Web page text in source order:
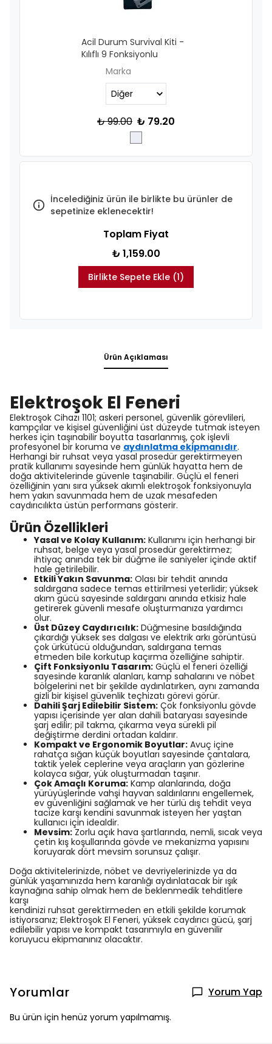
Acil Durum Survival Kiti -
Kılıflı 9 Fonksiyonlu
Marka
₺ 99.00 ₺ 79.20
İncelediğiniz ürün ile birlikte bu ürünler de
sepetinize eklenecektir!
Toplam Fiyat
₺ 1,159.00
Birlikte Sepete Ekle (1)
Ürün Açıklaması
Elektroşok El Feneri
Elektroşok Cihazı 1101; askeri personel, güvenlik görevlileri,
kampçılar ve kişisel güvenliğini üst düzeyde tutmak isteyen
herkes için taşınabilir boyutta tasarlanmış, çok işlevli
profesyonel bir koruma ve aydınlatma ekipmanıdır.
Herhangi bir ruhsat veya yasal prosedür gerektirmeyen
pratik kullanımı sayesinde hem günlük hayatta hem de
doğa aktivitelerinde güvenle taşınabilir. Güçlü el feneri
özelliğinin yanı sıra yüksek akımlı elektroşok fonksiyonuyla
hem yakın savunmada hem de uzak mesafeden
caydırıcılıkta üstün performans gösterir.
Ürün Özellikleri
Yasal ve Kolay Kullanım: Kullanımı için herhangi bir
ruhsat, belge veya yasal prosedür gerektirmez;
ihtiyaç anında tek bir düğme ile saniyeler içinde aktif
hale getirilebilir.
Etkili Yakın Savunma: Olası bir tehdit anında
saldırgana sadece temas ettirilmesi yeterlidir; yüksek
akım gücü sayesinde saldırganı anında etkisiz hale
getirerek güvenli mesafe oluşturmanıza yardımcı
olur.
Üst Düzey Caydırıcılık: Düğmesine basıldığında
çıkardığı yüksek ses dalgası ve elektrik arkı görüntüsü
çok ürkütücü olduğundan, saldırgana temas
etmeden bile korkutup kaçırma özelliğine sahiptir.
Çift Fonksiyonlu Tasarım: Güçlü el feneri özelliği
sayesinde karanlık alanları, kamp sahalarını ve nöbet
bölgelerini net bir şekilde aydınlatırken, aynı zamanda
gizli bir kişisel güvenlik teçhizatı görevi görür.
Dahili Şarj Edilebilir Sistem: Çok fonksiyonlu gövde
yapısı içerisinde yer alan dahili bataryası sayesinde
şarj edilir; pil takma, çıkarma veya sürekli pil
değiştirme derdini ortadan kaldırır.
Kompakt ve Ergonomik Boyutlar: Avuç içine
rahatça sığan küçük boyutları sayesinde çantalara,
taktik yelek ceplerine veya araçların yan gözlerine
kolayca sığar, yük oluşturmadan taşınır.
Çok Amaçlı Koruma: Kamp alanlarında, doğa
yürüyüşlerinde vahşi hayvan saldırılarını engellemek,
ev güvenliğini sağlamak ve her türlü dış tehdit veya
tacize karşı kendini savunmak isteyen her yaştan
kullanıcı için idealdir.
Mevsim: Zorlu açık hava şartlarında, nemli, sıcak veya
çetin kış koşullarında gövde ve mekanizma yapısını
koruyarak dört mevsim sorunsuz çalışır.
Doğa aktivitelerinizde, nöbet ve devriyelerinizde ya da
günlük yaşamınızda hem karanlığı aydınlatacak bir ışık
kaynağına sahip olmak hem de beklenmedik tehditlere
karşı
kendinizi ruhsat gerektirmeden en etkili şekilde korumak
istiyorsanız; Elektroşok El Feneri, yüksek caydırıcı gücü, şarj
edilebilir yapısı ve kompakt tasarımıyla en güvenilir
koruyucu ekipmanınız olacaktır.
Yorumlar Yorum Yap
Bu ürün için henüz yorum yapılmamış.